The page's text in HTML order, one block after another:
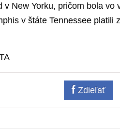
v New Yorku, pričom bola vo
v štáte Tennessee platili
Zdieľať